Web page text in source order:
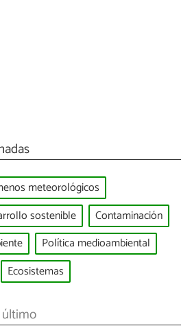
meteorológicos
sostenible
Contaminación
Política medioambiental
Ecosistemas